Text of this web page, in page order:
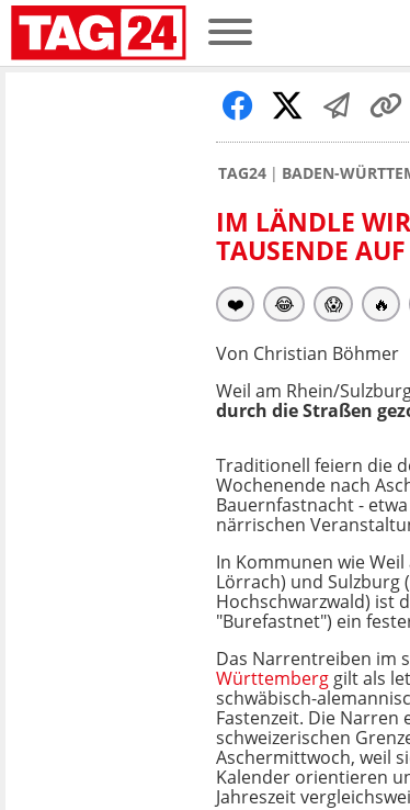
TAG24 BADEN-
IM LÄNDLE
TAUSENDE AUF
❤️ 😂 😱 🔥
Von Christian Böhmer
Weil am Rhein/
durch die Straßen
Traditionell feiern die
Wochenende nach
Bauernfastnacht -
närrischen
In Kommunen wie
Lörrach) und Sulzburg
Hochschwarzwald) ist
"Burefastnet") ein
Das Narrentreiben im
Württemberg gilt als
schwäbisch-
Fastenzeit. Die Narren
schweizerischen
Aschermittwoch, weil
Kalender orientieren
Jahreszeit